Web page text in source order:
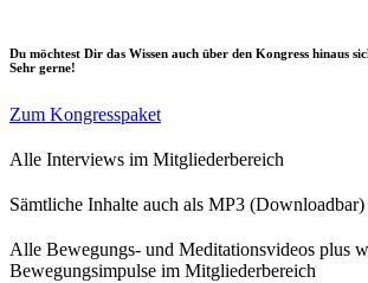
Du möchtest Dir das Wissen auch über den Kongress hinaus
Sehr gerne!
Zum Kongresspaket
Alle Interviews im Mitgliederbereich
Sämtliche Inhalte auch als MP3 (Downloadbar)
Alle Bewegungs- und Meditationsvideos plus
Bewegungsimpulse im Mitgliederbereich